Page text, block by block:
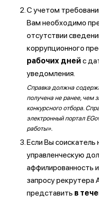
С учетом
Вам необходимо
отсутствии
коррупционного
рабочих дней с
уведомления.
Справка должна
получена не ранее, чем
конкурсного отбора.
электронный портал
работы».
Если Вы
управленческую
аффилированность
запросу
представить в